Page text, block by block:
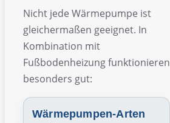
Nicht jede Wärmepumpe ist
gleichermaßen geeignet. In
Kombination mit
Fußbodenheizung funktionieren
besonders gut:
Wärmepumpen-Arten